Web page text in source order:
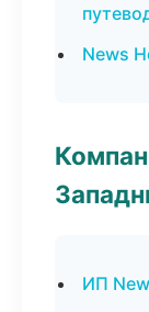
News
ИП